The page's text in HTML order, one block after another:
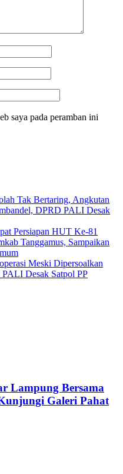
saya pada peramban ini
Tak Bertaring, Angkutan
DPRD PALI Desak
Persiapan HUT Ke-81
Tanggamus, Sampaikan
Meski Dipersoalkan
Desak Satpol PP
Lampung Bersama
Galeri Pahat